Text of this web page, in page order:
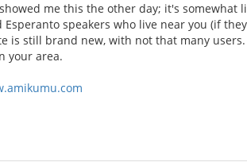
me this the other day; it's somewhat
Esperanto speakers who live near you (if
is still brand new, with not that many
your area.